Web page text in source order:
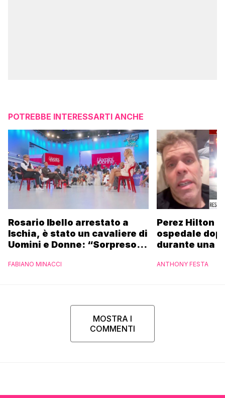
POTREBBE INTERESSARTI ANCHE
Rosario Ibello arrestato a
Ischia, è stato un cavaliere di
Uomini e Donne: “Sorpreso di
riconosciuto”
FABIANO MINACCI
Perez Hilton
ospedale
durante una
ANTHONY FESTA
MOSTRA I
COMMENTI